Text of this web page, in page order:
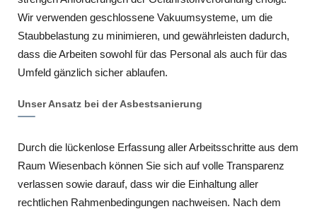
Wir verwenden geschlossene Vakuumsysteme, um die
Staubbelastung zu minimieren, und gewährleisten dadurch,
dass die Arbeiten sowohl für das Personal als auch für das
Umfeld gänzlich sicher ablaufen.
Unser Ansatz bei der Asbestsanierung
Durch die lückenlose Erfassung aller Arbeitsschritte aus dem
Raum Wiesenbach können Sie sich auf volle Transparenz
verlassen sowie darauf, dass wir die Einhaltung aller
rechtlichen Rahmenbedingungen nachweisen. Nach dem